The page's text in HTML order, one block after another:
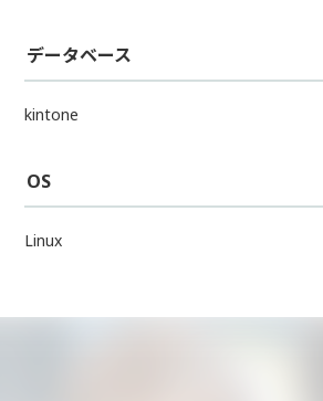
データベース
kintone
OS
Linux